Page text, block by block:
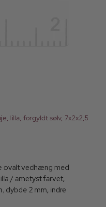
lilla, forgyldt sølv, 7x2x2,5
ovalt vedhæng med
/ ametyst farvet,
dybde 2 mm, indre